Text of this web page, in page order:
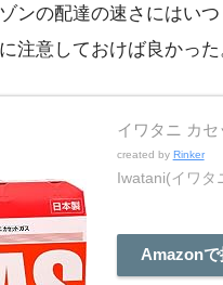
ンの配達の速さにはい
注意しておけば良かっ
イワタニ カ
created by Rinker
Iwatani(イワタ
Amazonで